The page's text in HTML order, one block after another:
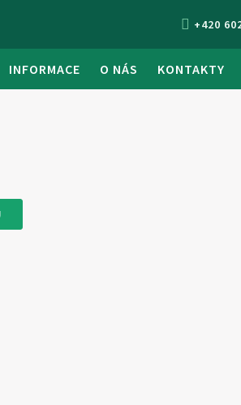
+420
INFORMACE O NÁS KONTAKTY